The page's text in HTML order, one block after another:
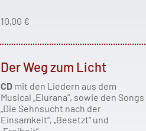
10,00 €
Der Weg zum Licht
CD mit den Liedern aus dem
Musical „Elurana“, sowie den Songs
„Die Sehnsucht nach der
Einsamkeit“, „Besetzt“ und